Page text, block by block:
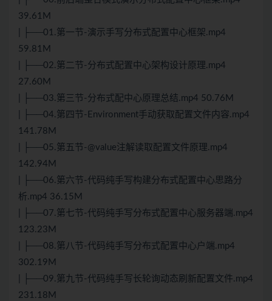
39.61M
| ├──01.第一节-演示手写分布式配置中心框架.mp4
59.81M
| ├──02.第二节-分布式配置中心架构设计原理.mp4
27.60M
| ├──03.第三节-分布式配中心原理总结.mp4 50.76M
| ├──04.第四节-Environment手动获取配置文件内容.mp4
141.78M
| ├──05.第五节-@value注解读取配置文件原理.mp4
142.94M
| ├──06.第六节-代码纯手写构建分布式配置中心思路分
析.mp4 36.15M
| ├──07.第七节-代码纯手写分布式配置中心服务器端.mp4
123.23M
| ├──08.第八节-代码纯手写分布式配置中心户端.mp4
302.19M
| ├──09.第九节-代码纯手写长轮询动态刷新配置文件.mp4
231.18M